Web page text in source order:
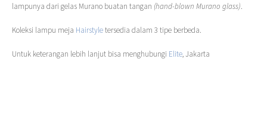
lampunya dari gelas Murano buatan tangan (hand-blown Murano glass).
Koleksi lampu meja Hairstyletersedia dalam 3 tipe berbeda.
Untuk keterangan lebih lanjut bisa menghubungi Elite, Jakarta